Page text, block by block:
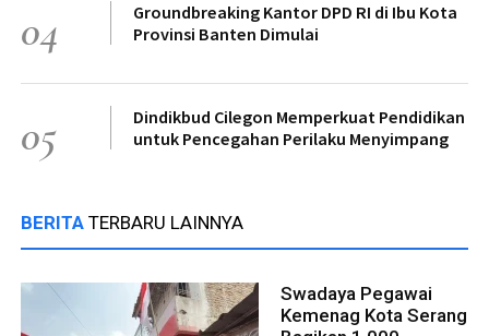
04
Groundbreaking Kantor DPD RI di Ibu Kota
Provinsi Banten Dimulai
05
Dindikbud Cilegon Memperkuat Pendidikan
untuk Pencegahan Perilaku Menyimpang
BERITA TERBARU LAINNYA
Swadaya Pegawai
Kemenag Kota Serang